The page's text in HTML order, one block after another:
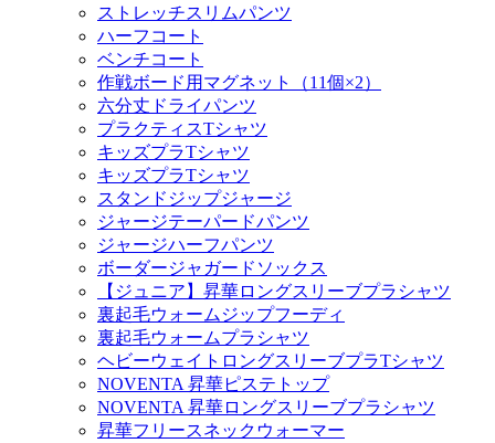
ストレッチスリムパンツ
ハーフコート
ベンチコート
作戦ボード用マグネット（11個×2）
六分丈ドライパンツ
プラクティスTシャツ
キッズプラTシャツ
キッズプラTシャツ
スタンドジップジャージ
ジャージテーパードパンツ
ジャージハーフパンツ
ボーダージャガードソックス
【ジュニア】昇華ロングスリーブプラシャツ
裏起毛ウォームジップフーディ
裏起毛ウォームプラシャツ
ヘビーウェイトロングスリーブプラTシャツ
NOVENTA 昇華ピステトップ
NOVENTA 昇華ロングスリーブプラシャツ
昇華フリースネックウォーマー